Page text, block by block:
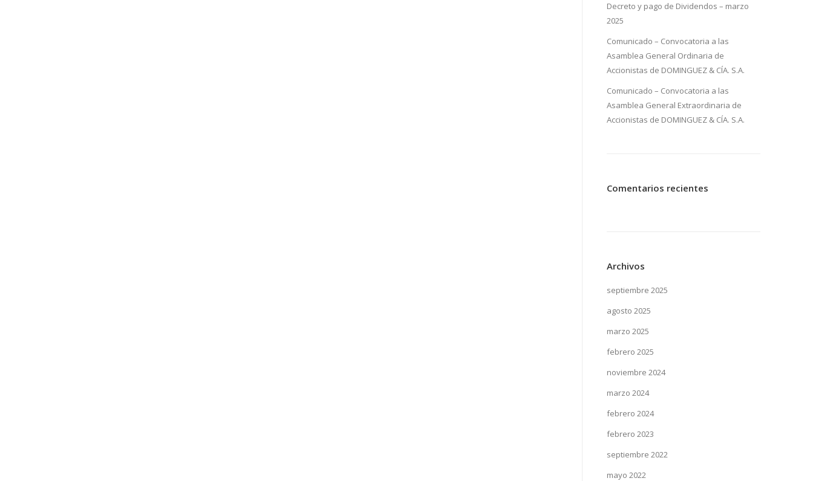
Decreto y pago de Dividendos – marzo
2025
Comunicado – Convocatoria a las
Asamblea General Ordinaria de
Accionistas de DOMINGUEZ & CÍA. S.A.
Comunicado – Convocatoria a las
Asamblea General Extraordinaria de
Accionistas de DOMINGUEZ & CÍA. S.A.
Comentarios recientes
Archivos
septiembre 2025
agosto 2025
marzo 2025
febrero 2025
noviembre 2024
marzo 2024
febrero 2024
febrero 2023
septiembre 2022
mayo 2022